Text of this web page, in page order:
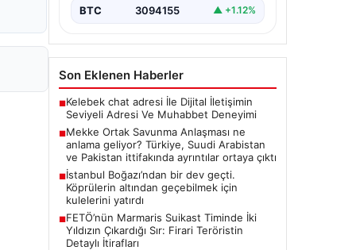
BTC 3094155 ▲ +1.12%
Son Eklenen Haberler
■Kelebek chat adresi İle Dijital İletişimin
Seviyeli Adresi Ve Muhabbet Deneyimi
■Mekke Ortak Savunma Anlaşması ne
anlama geliyor? Türkiye, Suudi Arabistan
ve Pakistan ittifakında ayrıntılar ortaya çıktı
■İstanbul Boğazı’ndan bir dev geçti.
Köprülerin altından geçebilmek için
kulelerini yatırdı
■FETÖ’nün Marmaris Suikast Timinde İki
Yıldızın Çıkardığı Sır: Firari Teröristin
Detaylı İtirafları